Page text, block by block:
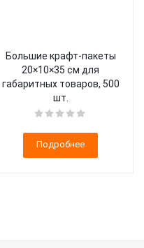
Большие крафт-пакеты
20×10×35 см для
габаритных товаров, 500
шт.
Подробнее